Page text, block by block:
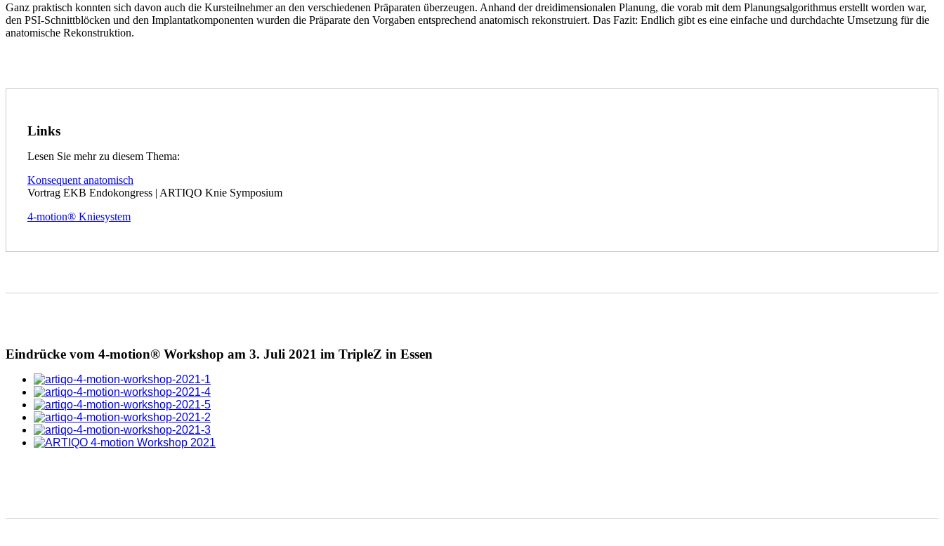
Ganz praktisch konnten sich davon auch die Kursteilnehmer an den verschiedenen Präparaten überzeugen. Anhand der dreidimensionalen Planung, die vorab mit dem Planungsalgorithmus erstellt worden war,
den PSI-Schnittblöcken und den Implantatkomponenten wurden die Präparate den Vorgaben entsprechend anatomisch rekonstruiert. Das Fazit: Endlich gibt es eine einfache und durchdachte Umsetzung für die
anatomische Rekonstruktion.
Links
Lesen Sie mehr zu diesem Thema:
Konsequent anatomisch
Vortrag EKB Endokongress | ARTIQO Knie Symposium
4-motion® Kniesystem
Eindrücke vom 4-motion® Workshop am 3. Juli 2021 im TripleZ in Essen